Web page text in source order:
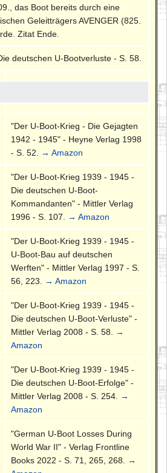
das Boot bereits durch eine
Geleitträgers AVENGER (825.
Zitat Ende.
deutschen U-Bootverluste - S. 58.
"Der U-Boot-Krieg - Die Gejagten
1942 - 1945" - Heyne Verlag 1998
- S. 52.
→ Amazon
"Der U-Boot-Krieg 1939 - 1945 -
Die deutschen U-Boot-
Kommandanten" - Mittler Verlag
1996 - S. 107.
→ Amazon
"Der U-Boot-Krieg 1939 - 1945 -
U-Boot-Bau auf deutschen
Werften" - Mittler Verlag 1997 - S.
56, 223.
→ Amazon
"Der U-Boot-Krieg 1939 - 1945 -
Die deutschen U-Boot-Verluste" -
Mittler Verlag 2008 - S. 58.
→
Amazon
"Der U-Boot-Krieg 1939 - 1945 -
Die deutschen U-Boot-Erfolge" -
Mittler Verlag 2008 - S. 254.
→
Amazon
"German U-Boot Losses During
World War II" - Verlag Frontline
Books 2022 - S. 71, 265, 268.
→